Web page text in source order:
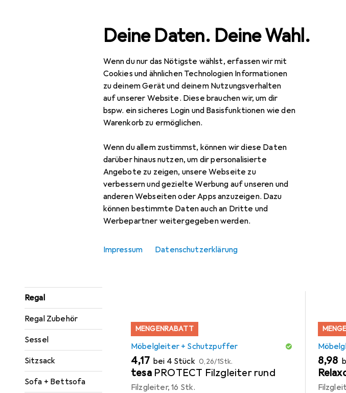
Deine Daten. Deine Wahl.
Wenn du nur das Nötigste wählst, erfassen wir mit
Cookies und ähnlichen Technologien Informationen
zu deinem Gerät und deinem Nutzungsverhalten
auf unserer Website. Diese brauchen wir, um dir
bspw. ein sicheres Login und Basisfunktionen wie den
Warenkorb zu ermöglichen.
Wenn du allem zustimmst, können wir diese Daten
darüber hinaus nutzen, um dir personalisierte
Angebote zu zeigen, unsere Webseite zu
verbessern und gezielte Werbung auf unseren und
anderen Webseiten oder Apps anzuzeigen. Dazu
können bestimmte Daten auch an Dritte und
Werbepartner weitergegeben werden.
Impressum Datenschutzerklärung
Navigation nach Kategorien
Regal
Regal Zubehör
Sessel
Sitzsack
Sofa + Bettsofa
Gesamtsortiment Wohnen Möbel
Zubehör für Vicco
MENGENRABATT
Möbelgleiter + Schutzpuffer
EUR
4,17 bei 4 Stück EUR
0,26/1Stk.
tesa PROTECT Filzgleiter rund
Filzgleiter, 16 Stk.
EUR
8,98